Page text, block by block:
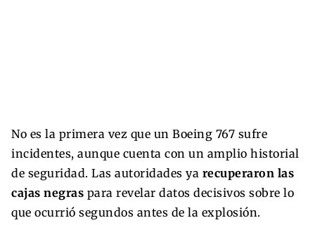
No es la primera vez que un Boeing 767 sufre
incidentes, aunque cuenta con un amplio historial
de seguridad. Las autoridades ya recuperaron las
cajas negras para revelar datos decisivos sobre lo
que ocurrió segundos antes de la explosión.